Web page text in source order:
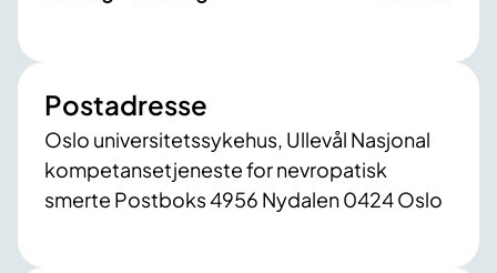
Postadresse
Oslo universitetssykehus, Ullevål Nasjonal
kompetansetjeneste for nevropatisk
smerte Postboks 4956 Nydalen 0424 Oslo